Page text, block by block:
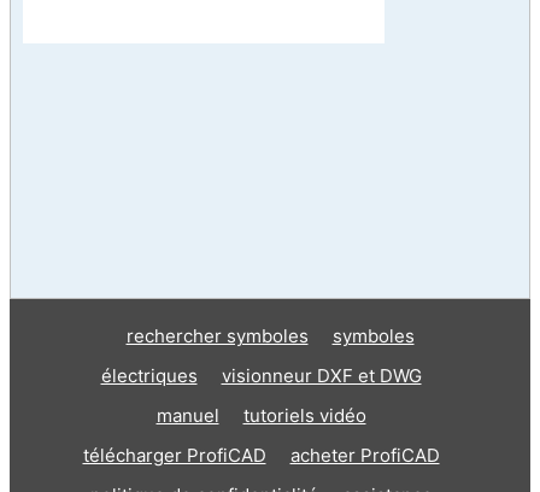
rechercher symboles
symboles
électriques
visionneur DXF et DWG
manuel
tutoriels vidéo
télécharger ProfiCAD
acheter ProfiCAD